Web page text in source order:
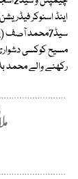
اینڈ اسنوکر
سیڈ7محمد
رکھنے والے محمد